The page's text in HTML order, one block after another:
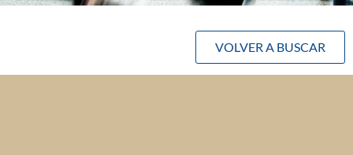
VOLVER A BUSCAR